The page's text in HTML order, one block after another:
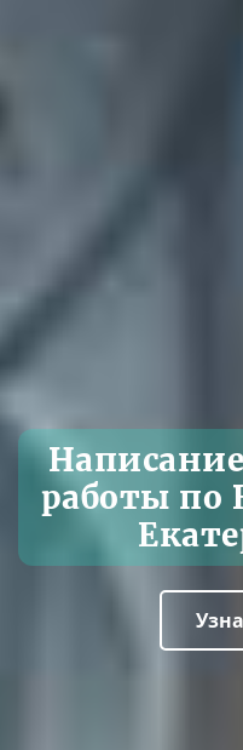
работы по